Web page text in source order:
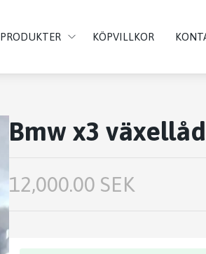
PRODUKTER KÖPVILLKOR
Bmw x3
12,000.00 SEK